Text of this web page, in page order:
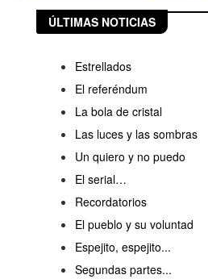
ÚLTIMAS NOTICIAS
Estrellados
El referéndum
La bola de cristal
Las luces y las sombras
Un quiero y no puedo
El serial…
Recordatorios
El pueblo y su voluntad
Espejito, espejito...
Segundas partes...